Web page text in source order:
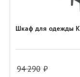
Шкаф для одежды
94 290